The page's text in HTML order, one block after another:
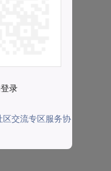
录
区交流专区服务协